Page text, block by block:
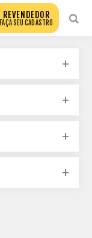
REVENDEDOR
FAÇA SEU CADASTRO